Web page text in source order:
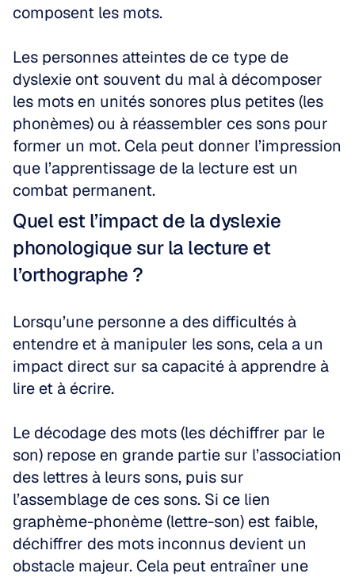
composent les mots.
Les personnes atteintes de ce type de
dyslexie ont souvent du mal à décomposer
les mots en unités sonores plus petites (les
phonèmes) ou à réassembler ces sons pour
former un mot. Cela peut donner l’impression
que l’apprentissage de la lecture est un
combat permanent.
Quel est l’impact de la dyslexie
phonologique sur la lecture et
l’orthographe ?
Lorsqu’une personne a des difficultés à
entendre et à manipuler les sons, cela a un
impact direct sur sa capacité à apprendre à
lire et à écrire.
Le décodage des mots (les déchiffrer par le
son) repose en grande partie sur l’association
des lettres à leurs sons, puis sur
l’assemblage de ces sons. Si ce lien
graphème-phonème (lettre-son) est faible,
déchiffrer des mots inconnus devient un
obstacle majeur. Cela peut entraîner une